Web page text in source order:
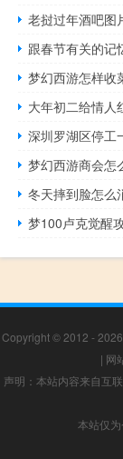
老挝过年酒吧图
跟春节有关的记
梦幻西游怎样收
大年初二给情人
深圳罗湖区停工
梦幻西游商会怎
冬天摔到脸怎么
梦100卢克觉醒
Copyright © 2012 - 2026
| 网
声明：本站内容来自互
本站仅